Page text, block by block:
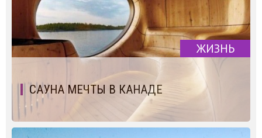
ЖИЗНЬ
САУНА МЕЧТЫ В КАНАДЕ